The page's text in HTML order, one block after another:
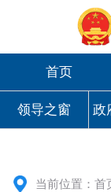
首页
领导之窗 政
当前位置：首